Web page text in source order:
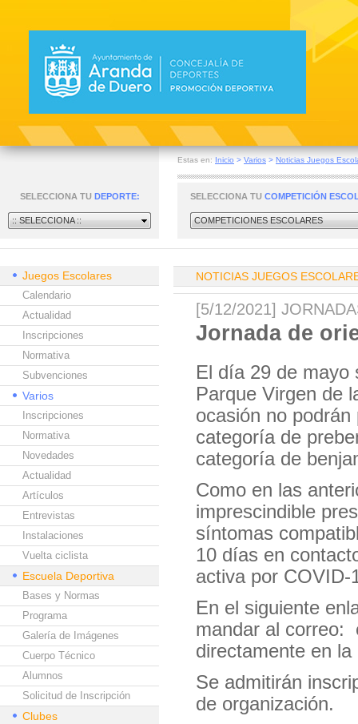
Estas en: Inicio > Varios > Noticias Juegos
SELECCIONA TU DEPORTE:
:: SELECCIONA ::
SELECCIONA TU COMPETICIÓN
COMPETICIONES ESCOLARES
Juegos Escolares
Calendario
Actualidad
Inscripciones
Normativa
Subvenciones
Varios
Inscripciones
Normativa
Novedades
Actualidad
Artículos
Entrevistas
Instalaciones
Vuelta ciclista
Escuela Deportiva
Bases y Normas
Programa
Galería de Imágenes
Cuerpo Técnico
Alumnos
Solicitud de Inscripción
Clubes
NOTICIAS JUEGOS
[5/12/2021]
Jornada de
El día 29 de mayo
Parque Virgen de
ocasión no
categoría de
categoría de
Como en las
imprescindible
síntomas
10 días en
activa por COVID-
En el siguiente
mandar al correo:
directamente en
Se admitirán
de organización.